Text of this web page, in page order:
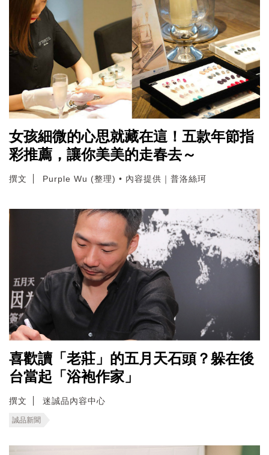
女孩細微的心思就藏在這！五款年節指
彩推薦，讓你美美的走春去～
撰文 Purple Wu (整理) • 內容提供｜普洛絲珂
喜歡讀「老莊」的五月天石頭？躲在後
台當起「浴袍作家」
撰文 迷誠品內容中心
誠品新聞